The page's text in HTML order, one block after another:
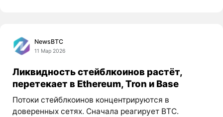
NewsBTC
11 Мар 2026
Ликвидность стейблкоинов растёт,
перетекает в Ethereum, Tron и Base
Потоки стейблкоинов концентрируются в
доверенных сетях. Сначала реагирует BTC.